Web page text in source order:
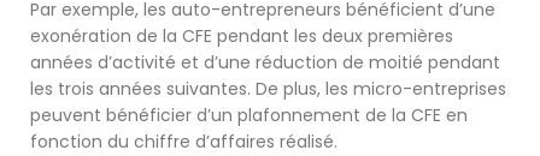
Par exemple, les auto-entrepreneurs bénéficient d’une
exonération de la CFE pendant les deux premières
années d’activité et d’une réduction de moitié pendant
les trois années suivantes. De plus, les micro-entreprises
peuvent bénéficier d’un plafonnement de la CFE en
fonction du chiffre d’affaires réalisé.